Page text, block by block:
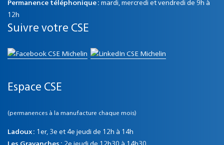
Permanence téléphonique : mardi, mercredi et vendredi de 9h à
12h
Suivre votre CSE
Espace CSE
(permanences à la manufacture chaque mois)
Ladoux : 1er, 3e et 4e jeudi de 12h à 14h